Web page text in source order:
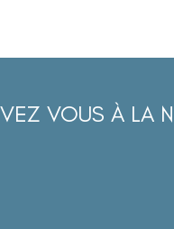
VOUS À LA